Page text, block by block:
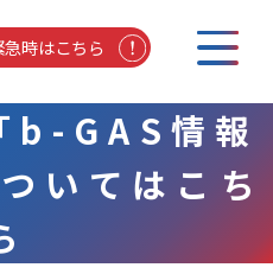
急時はこちら
b-GAS情報
いてはこち